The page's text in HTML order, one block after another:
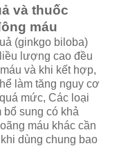
và thuốc
máu
(ginkgo biloba)
lượng cao đều
và khi kết hợp,
làm tăng nguy cơ
mức, Các loại
bổ sung có khả
máu khác cần
dùng chung bao